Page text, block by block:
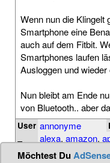
Wenn nun die Klingelt
Smartphone eine
auch auf dem Fitbit.
Smartphones laufen
Ausloggen und
Nun bleibt am Ende
von Bluetooth.. aber
User annonyme
Tags alexa, amazon,
hannes pries,
Möchtest Du